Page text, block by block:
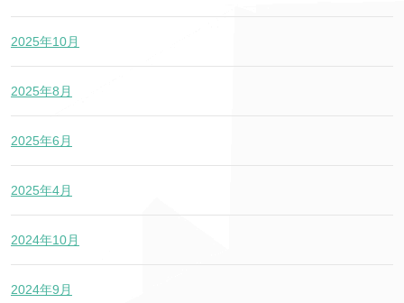
2025年10月
2025年8月
2025年6月
2025年4月
2024年10月
2024年9月